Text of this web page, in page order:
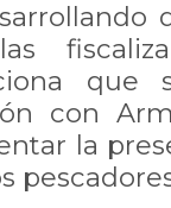
con
la